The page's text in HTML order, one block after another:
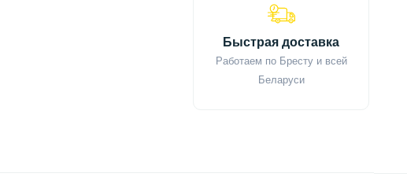
Быстрая доставка
Работаем по Бресту и всей
Беларуси